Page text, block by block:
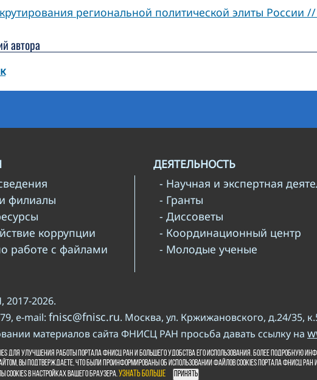
региональной политической элиты России
автора
филиалы
коррупции
работе с файлами
ДЕЯТЕЛЬНОСТЬ
- Научная и экспертная
- Гранты
- Диссоветы
- Координационный центр
- Молодые ученые
2026.
e-mail: fnisc@fnisc.ru. Москва, ул. Кржижановского, д.24/35,
материалов сайта ФНИСЦ РАН просьба давать ссылку на
справилами копирайта
для улучшения работы портала ФНИСЦ РАН и большего удобства его использования. Более подробную
Вы подтверждаете, что были проинформированы об использовании файлов cookies портала ФНИСЦ
в настройках Вашего браузера. Узнать больше Принять